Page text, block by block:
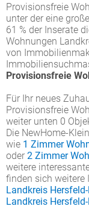
Provisionsfreie
unter der eine
61 % der Inserate
Wohnungen
von
Provisionsfreie
Für Ihr neues
Provisionsfreie
weiter unten 0
Die NewHome-
wie 1 Zimmer
oder 2 Zimmer
weitere
finden sich weitere
Landkreis
Landkreis